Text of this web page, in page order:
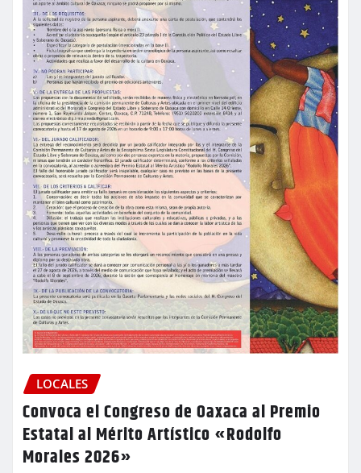
LOCALES
Convoca el Congreso de Oaxaca al Premio
Estatal al Mérito Artístico «Rodolfo
Morales 2026»